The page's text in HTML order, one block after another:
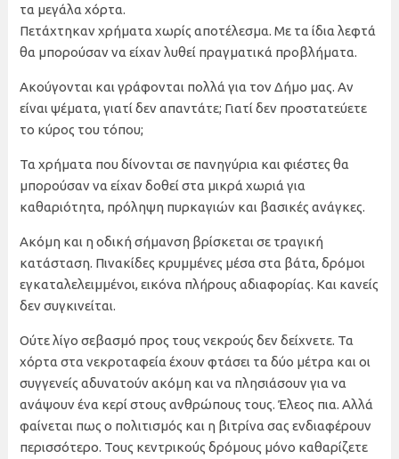
τα μεγάλα χόρτα.
Πετάχτηκαν χρήματα χωρίς αποτέλεσμα. Με τα ίδια λεφτά
θα μπορούσαν να είχαν λυθεί πραγματικά προβλήματα.
Ακούγονται και γράφονται πολλά για τον Δήμο μας. Αν
είναι ψέματα, γιατί δεν απαντάτε; Γιατί δεν προστατεύετε
το κύρος του τόπου;
Τα χρήματα που δίνονται σε πανηγύρια και φιέστες θα
μπορούσαν να είχαν δοθεί στα μικρά χωριά για
καθαριότητα, πρόληψη πυρκαγιών και βασικές ανάγκες.
Ακόμη και η οδική σήμανση βρίσκεται σε τραγική
κατάσταση. Πινακίδες κρυμμένες μέσα στα βάτα, δρόμοι
εγκαταλελειμμένοι, εικόνα πλήρους αδιαφορίας. Και κανείς
δεν συγκινείται.
Ούτε λίγο σεβασμό προς τους νεκρούς δεν δείχνετε. Τα
χόρτα στα νεκροταφεία έχουν φτάσει τα δύο μέτρα και οι
συγγενείς αδυνατούν ακόμη και να πλησιάσουν για να
ανάψουν ένα κερί στους ανθρώπους τους. Έλεος πια. Αλλά
φαίνεται πως ο πολιτισμός και η βιτρίνα σας ενδιαφέρουν
περισσότερο. Τους κεντρικούς δρόμους μόνο καθαρίζετε